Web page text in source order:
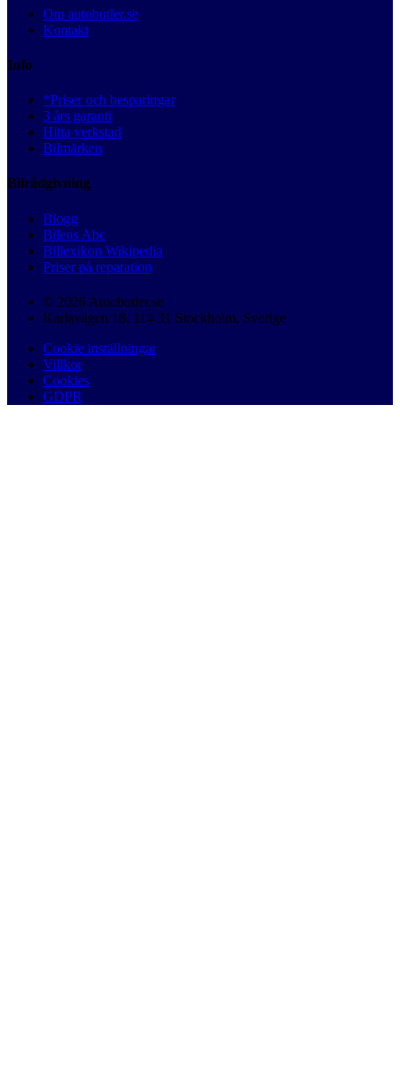
Om autobutler.se
Kontakt
Info
*Priser och besparingar
3 års garanti
Hitta verkstad
Bilmärken
Bilrådgivning
Blogg
Bilens Abc
Billexikon Wikipedia
Priser på reparation
© 2026 Autobutler.se
Karlavägen 18, 114 31 Stockholm, Sverige
Cookie inställningar
Villkor
Cookies
GDPR